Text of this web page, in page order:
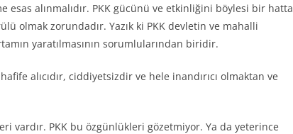
alınmalıdır. PKK gücünü ve etkinliğini böylesi bir hatta
olmak zorundadır. Yazık ki PKK devletin ve mahalli
yaratılmasının sorumlularından biridir.
alıcıdır, ciddiyetsizdir ve hele inandırıcı olmaktan ve
vardır. PKK bu özgünlükleri gözetmiyor. Ya da yeterince